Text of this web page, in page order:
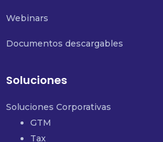
Webinars
Documentos descargables
Soluciones
Soluciones Corporativas
GTM
Tax